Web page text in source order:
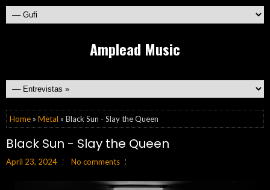
Amplead Music
Home » Metal » Black Sun - Slay the Queen
Black Sun - Slay the Queen
April 23, 2024 No comments